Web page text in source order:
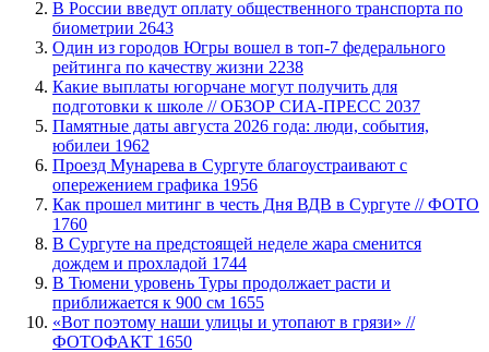
В России введут оплату общественного транспорта по
биометрии 2643
Один из городов Югры вошел в топ-7 федерального
рейтинга по качеству жизни 2238
Какие выплаты югорчане могут получить для
подготовки к школе // ОБЗОР СИА-ПРЕСС 2037
​Памятные даты августа 2026 года: люди, события,
юбилеи 1962
​Проезд Мунарева в Сургуте благоустраивают с
опережением графика 1956
Как прошел митинг в честь Дня ВДВ в Сургуте // ФОТО
1760
В Сургуте на предстоящей неделе жара сменится
дождем и прохладой 1744
В Тюмени уровень Туры продолжает расти и
приближается к 900 см 1655
«Вот поэтому наши улицы и утопают в грязи» //
ФОТОФАКТ 1650